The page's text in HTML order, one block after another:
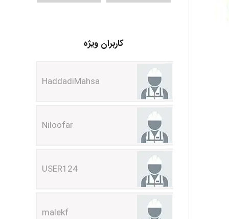
کاربران ویژهHaddadiMahsa
Niloofar
USER124
malekf
abolfazlkoshehe